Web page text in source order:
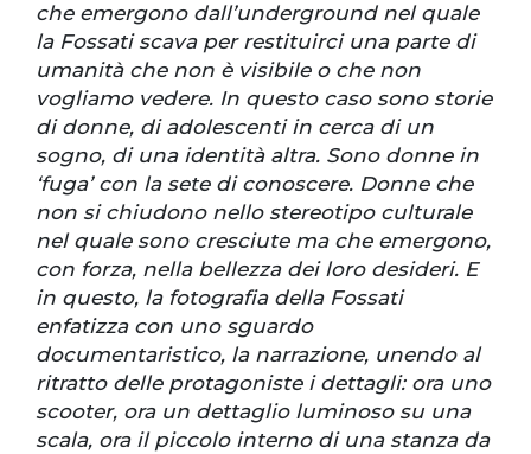
che emergono dall’underground nel quale
la Fossati scava per restituirci una parte di
umanità che non è visibile o che non
vogliamo vedere. In questo caso sono storie
di donne, di adolescenti in cerca di un
sogno, di una identità altra. Sono donne in
‘fuga’ con la sete di conoscere. Donne che
non si chiudono nello stereotipo culturale
nel quale sono cresciute ma che emergono,
con forza, nella bellezza dei loro desideri. E
in questo, la fotografia della Fossati
enfatizza con uno sguardo
documentaristico, la narrazione, unendo al
ritratto delle protagoniste i dettagli: ora uno
scooter, ora un dettaglio luminoso su una
scala, ora il piccolo interno di una stanza da